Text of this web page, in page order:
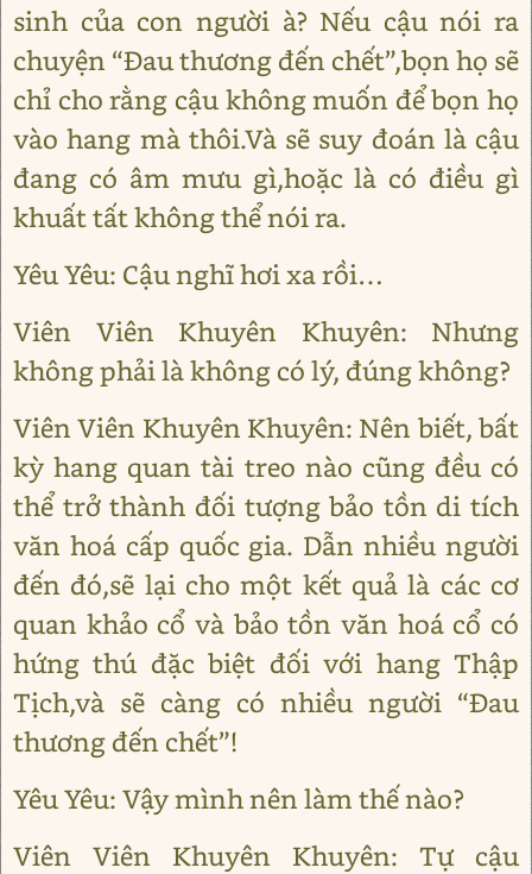
sinh của con người à? Nếu cậu nói ra
chuyện “Đau thương đến chết”,bọn họ sẽ
chỉ cho rằng cậu không muốn để bọn họ
vào hang mà thôi.Và sẽ suy đoán là cậu
đang có âm mưu gì,hoặc là có điều gì
khuất tất không thể nói ra.
Yêu Yêu: Cậu nghĩ hơi xa rồi…
Viên Viên Khuyên Khuyên: Nhưng
không phải là không có lý, đúng không?
Viên Viên Khuyên Khuyên: Nên biết, bất
kỳ hang quan tài treo nào cũng đều có
thể trở thành đối tượng bảo tồn di tích
văn hoá cấp quốc gia. Dẫn nhiều người
đến đó,sẽ lại cho một kết quả là các cơ
quan khảo cổ và bảo tồn văn hoá cổ có
hứng thú đặc biệt đối với hang Thập
Tịch,và sẽ càng có nhiều người “Đau
thương đến chết”!
Yêu Yêu: Vậy mình nên làm thế nào?
Viên Viên Khuyên Khuyên: Tự cậu